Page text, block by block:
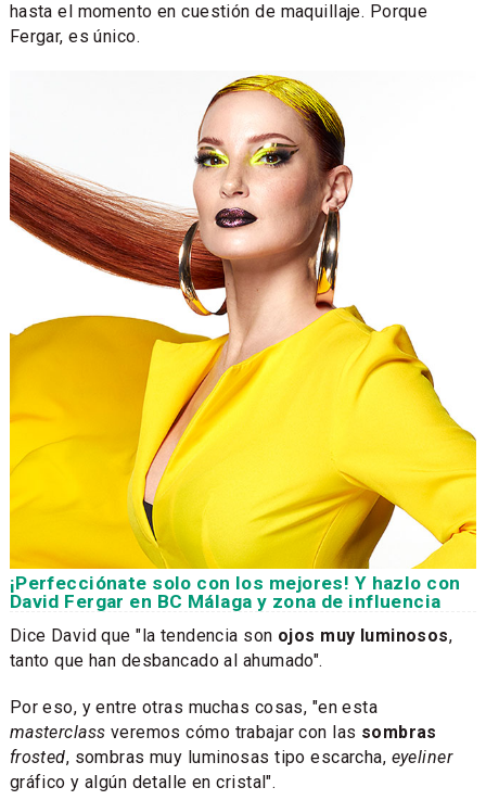
hasta el momento en cuestión de maquillaje. Porque
Fergar, es único.
¡Perfecciónate solo con los mejores! Y hazlo con
David Fergar en BC Málaga y zona de influencia
Dice David que "la tendencia son ojos muy luminosos,
tanto que han desbancado al ahumado".
Por eso, y entre otras muchas cosas, "en esta
masterclass veremos cómo trabajar con las sombras
frosted, sombras muy luminosas tipo escarcha, eyeliner
gráfico y algún detalle en cristal".